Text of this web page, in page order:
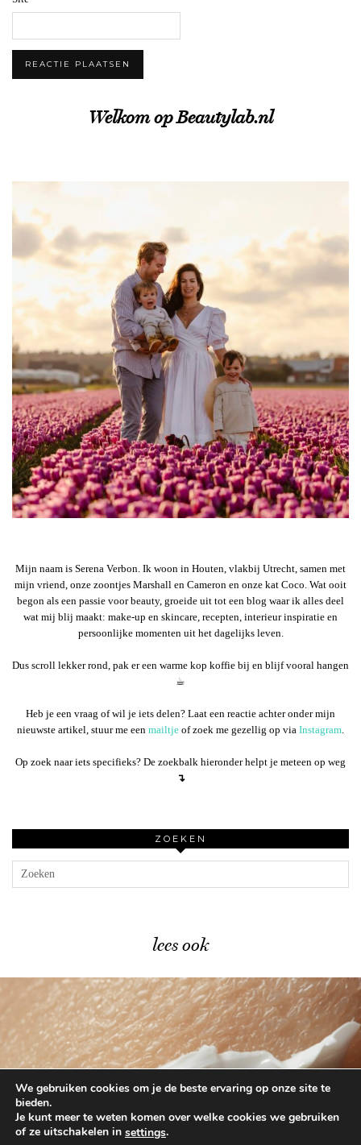
Welkom op Beautylab.nl
Mijn naam is Serena Verbon. Ik woon in Houten, vlakbij Utrecht, samen met
mijn vriend, onze zoontjes Marshall en Cameron en onze kat Coco. Wat ooit
begon als een passie voor beauty, groeide uit tot een blog waar ik alles deel
wat mij blij maakt: make-up en skincare, recepten, interieur inspiratie en
persoonlijke momenten uit het dagelijks leven.
Dus scroll lekker rond, pak er een warme kop koffie bij en blijf vooral hangen
☕︎
Heb je een vraag of wil je iets delen? Laat een reactie achter onder mijn
nieuwste artikel, stuur me een mailtje of zoek me gezellig op via Instagram.
Op zoek naar iets specifieks? De zoekbalk hieronder helpt je meteen op weg
↴
ZOEKEN
lees ook
Niemand praat over deze 3 …
We gebruiken cookies om je de beste ervaring op onze site te
bieden.
Je kunt meer te weten komen over welke cookies we gebruiken
of ze uitschakelen in settings.